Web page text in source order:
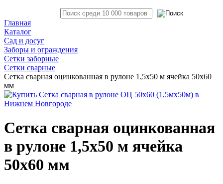
Главная
Каталог
Сад и досуг
Заборы и ограждения
Сетки заборные
Сетки сварные
Сетка сварная оцинкованная в рулоне 1,5х50 м ячейка 50х60
мм
Сетка сварная оцинкованная
в рулоне 1,5х50 м ячейка
50х60 мм